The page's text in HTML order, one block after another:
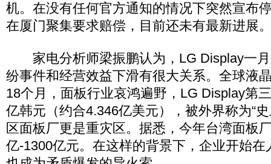
机。在没有任何官方通知的情况下突然宣布
在厦门聚集要求赔偿，目前还未有最新进展
家电分析师梁振鹏认为，LG Display一月
纷事件和经营效益下滑有很大关系。全球液
18个月，面板行业哀鸿遍野，LG Display第
亿韩元（约合4.346亿美元），被外界称为“
区面板厂更是重灾区。据悉，今年台湾面板
亿-1300亿元。在这样的背景下，企业开始